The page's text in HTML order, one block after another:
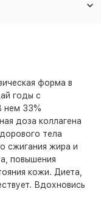
форма в
годы с
нем 33%
доза коллагена
тела
сжигания жира и
повышения
кожи. Диета,
Вдохновись